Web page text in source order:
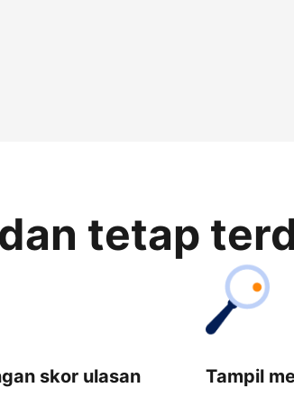
tetap
skor ulasan Tampil